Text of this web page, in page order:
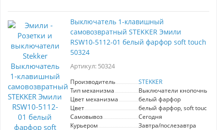
безопасностью благодаря встроенной защите
от детей, что делает её подходящей для
использования в домах с маленькими детьми.
Удобная форма и лаконичный стиль
позволяют гармонично вписаться в любой
интерьер. Выбирая розетку STEKKER Эмили, вы
получаете не только качество и безопасность,
пространства.
Выключатель 1-клавишный
самовозвратный STEKKER Эмили
RSW10-5112-01 белый фарфор soft touch
50324
Артикул: 50324
Производитель
STEKKER
Тип механизма
Выключатели кнопочные
Цвет механизма
белый фарфор
Цвет
белый фарфор, soft touch
Самовывоз
Сегодня
Курьером
Завтра/послезавтра